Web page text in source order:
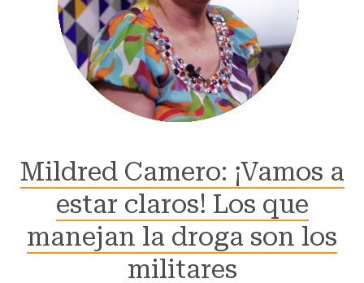
Mildred Camero: ¡Vamos a
estar claros! Los que
manejan la droga son los
militares